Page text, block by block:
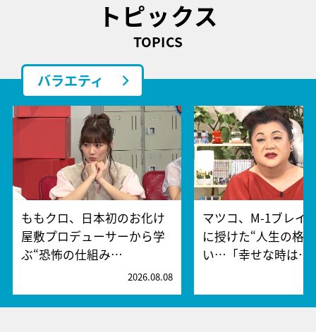
トピックス
TOPICS
バラエティ
ももクロ、日本初のお化け
屋敷プロデューサーから学
ぶ“恐怖の仕組み…
2026.08.08
マツコ、M-1ブレイ
に授けた“人生の格
い…「幸せな時は…